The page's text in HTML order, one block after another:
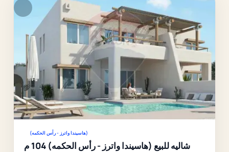
(هاسيندا واترز - رأس الحكمه)
شاليه للبيع (هاسيندا واترز - رأس الحكمه) 104 م